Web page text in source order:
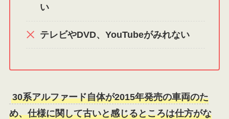
い
テレビやDVD、YouTubeがみれない
30系アルファード自体が2015年発売の車両のた
め、仕様に関して古いと感じるところは仕方がな